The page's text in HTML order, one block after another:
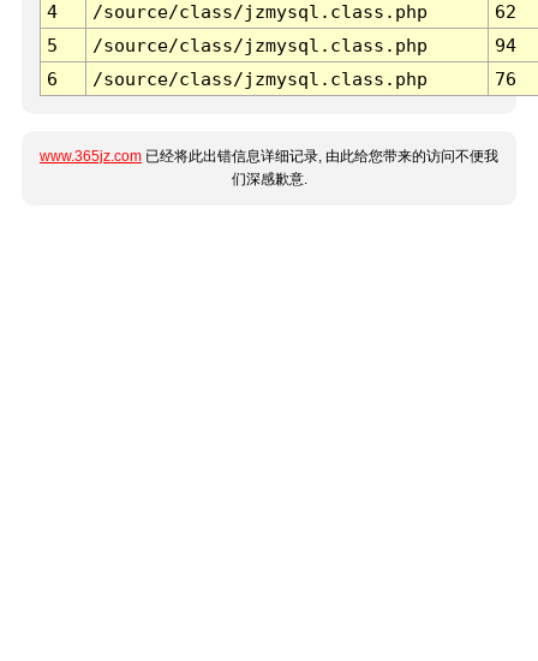
4
/source/class/jzmysql.class.php
62
5
/source/class/jzmysql.class.php
94
6
/source/class/jzmysql.class.php 76
www.365jz.com 已经将此出错信息详细记录, 由此给您带来的访问不便我
们深感歉意.